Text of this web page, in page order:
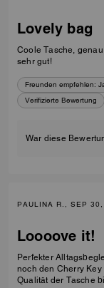
Lovely bag
Coole Tasche,
sehr gut!
Freunden empfehlen:
Verifizierte Bewertung
War diese
PAULINA R., SEP
Loooove it!
Perfekter
noch den Cherry
Qualität der Tasche